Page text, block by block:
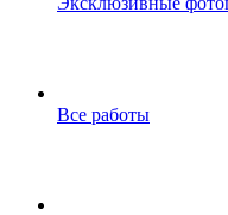
Все работы